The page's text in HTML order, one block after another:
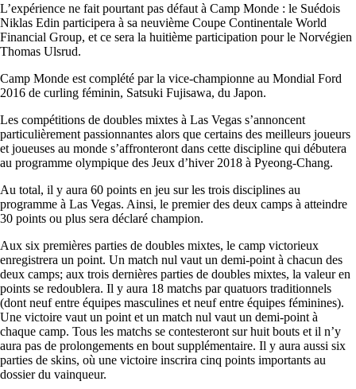
L’expérience ne fait pourtant pas défaut à Camp Monde : le Suédois
Niklas Edin participera à sa neuvième Coupe Continentale World
Financial Group, et ce sera la huitième participation pour le Norvégien
Thomas Ulsrud.
Camp Monde est complété par la vice-championne au Mondial Ford
2016 de curling féminin, Satsuki Fujisawa, du Japon.
Les compétitions de doubles mixtes à Las Vegas s’annoncent
particulièrement passionnantes alors que certains des meilleurs joueurs
et joueuses au monde s’affronteront dans cette discipline qui débutera
au programme olympique des Jeux d’hiver 2018 à Pyeong-Chang.
Au total, il y aura 60 points en jeu sur les trois disciplines au
programme à Las Vegas. Ainsi, le premier des deux camps à atteindre
30 points ou plus sera déclaré champion.
Aux six premières parties de doubles mixtes, le camp victorieux
enregistrera un point. Un match nul vaut un demi-point à chacun des
deux camps; aux trois dernières parties de doubles mixtes, la valeur en
points se redoublera. Il y aura 18 matchs par quatuors traditionnels
(dont neuf entre équipes masculines et neuf entre équipes féminines).
Une victoire vaut un point et un match nul vaut un demi-point à
chaque camp. Tous les matchs se contesteront sur huit bouts et il n’y
aura pas de prolongements en bout supplémentaire. Il y aura aussi six
parties de skins, où une victoire inscrira cinq points importants au
dossier du vainqueur.